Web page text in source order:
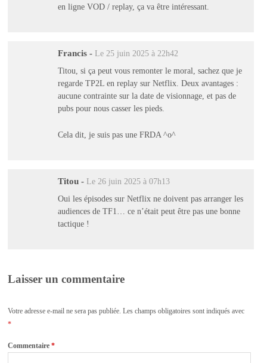
en ligne VOD / replay, ça va être intéressant.
Francis - Le 25 juin 2025 à 22h42
Titou, si ça peut vous remonter le moral, sachez que je
regarde TP2L en replay sur Netflix. Deux avantages :
aucune contrainte sur la date de visionnage, et pas de
pubs pour nous casser les pieds.
Cela dit, je suis pas une FRDA ^o^
Titou - Le 26 juin 2025 à 07h13
Oui les épisodes sur Netflix ne doivent pas arranger les
audiences de TF1… ce n’était peut être pas une bonne
tactique !
Laisser un commentaire
Votre adresse e-mail ne sera pas publiée. Les champs obligatoires sont indiqués avec
*
Commentaire*